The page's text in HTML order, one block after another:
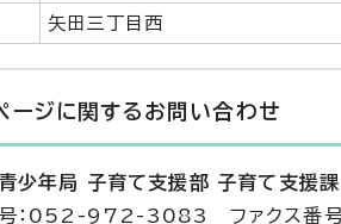
矢田三丁目西
ージに関する お問い合わせ
少年局 子育て支援部 子育て支援
号：052-972-3083 ファクス番